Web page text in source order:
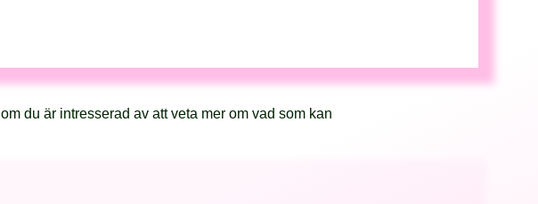
om du är intresserad av att veta mer om vad som kan